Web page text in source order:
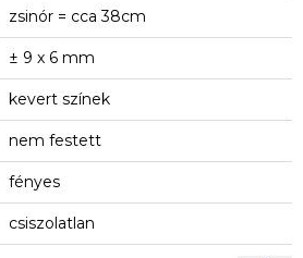
zsinór = cca 38cm
± 9 x 6 mm
kevert színek
nem festett
fényes
csiszolatlan